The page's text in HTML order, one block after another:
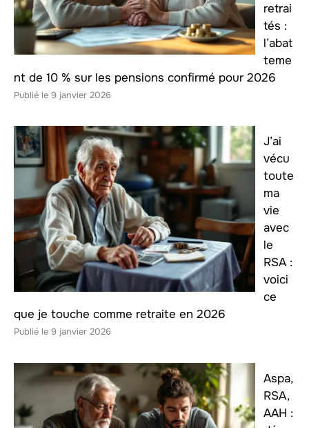
retrai
tés :
l’abat
teme
nt de 10 % sur les pensions confirmé pour 2026
9 janvier 2026
J’ai
vécu
toute
ma
vie
avec
le
RSA :
voici
ce
que je touche comme retraite en 2026
9 janvier 2026
Aspa,
RSA,
AAH :